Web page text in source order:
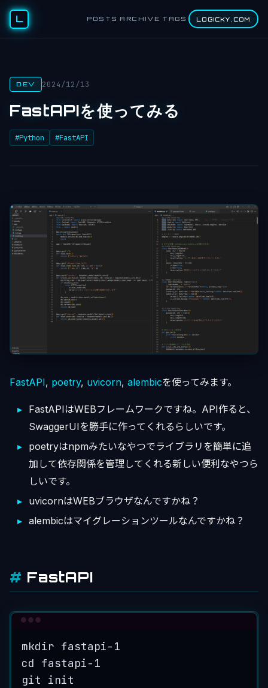
L POSTS ARCHIVE TAGS LOGICKY.COM
DEV 2024/12/13
FastAPIを使ってみる
#Python #FastAPI
FastAPI, poetry, uvicorn, alembicを使ってみます。
FastAPIはWEBフレームワークですね。API作ると、
SwaggerUIを勝手に作ってくれるらしいです。
poetryはnpmみたいなやつでライブラリを簡単に追
加して依存関係を管理してくれる新しい便利なやつら
しいです。
uvicornはWEBブラウザなんですかね？
alembicはマイグレーションツールなんですかね？
FastAPI
mkdir fastapi-1
cd
fastapi-1
git
init